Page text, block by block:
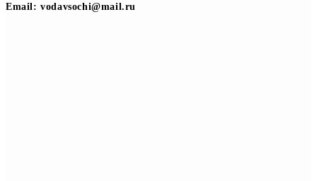
Email: vodavsochi@mail.ru